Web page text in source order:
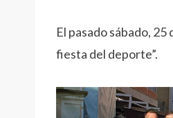
El pasado sábado,
fiesta del deporte”.